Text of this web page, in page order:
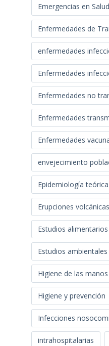
Emergencias en
Enfermedades de
enfermedades
Enfermedades
Enfermedades no
Enfermedades
Enfermedades
envejecimiento
Epidemiología teórica
Erupciones volcánicas
Estudios alimentarios
Estudios ambientales
Higiene de las manos
Higiene y prevención
Infecciones
intrahospitalarias